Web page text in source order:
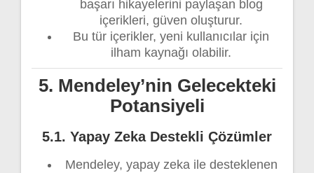
başarı hikayelerini paylaşan blog
içerikleri, güven oluşturur.
Bu tür içerikler, yeni kullanıcılar için
ilham kaynağı olabilir.
5. Mendeley’nin Gelecekteki
Potansiyeli
5.1. Yapay Zeka Destekli Çözümler
Mendeley, yapay zeka ile desteklenen